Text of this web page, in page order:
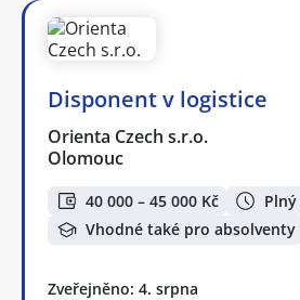
Disponent v logistice
Orienta Czech s.r.o.
Olomouc
40 000 – 45 000 Kč
Vhodné také pro absolventy
Zveřejněno: 4. srpna